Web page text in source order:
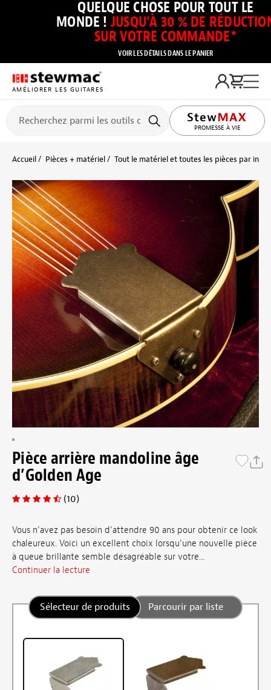
QUELQUE CHOSE POUR TOUT LE
MONDE ! JUSQU’À 30 % DE
SUR VOTRE COMMANDE*
VOIR LES DÉTAILS DANS LE PANIER
AMÉLIORER LES GUITARES
PROMESSE À VIE
Accueil Pièces + matériel Tout le matériel et toutes les pièces par
Pièce arrière mandoline âge
d’Golden Age
(10)
Vous n’avez pas besoin d’attendre 90 ans pour obtenir ce look
chaleureux. Voici un excellent choix lorsqu’une nouvelle pièce
à queue brillante semble désagréable sur votre...
Continuer la lecture
Sélecteur de produits Parcourir par liste